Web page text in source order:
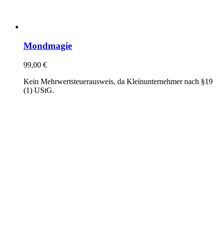
Mondmagie
99,00 €
Kein Mehrwertsteuerausweis, da Kleinunternehmer nach §19
(1) UStG.